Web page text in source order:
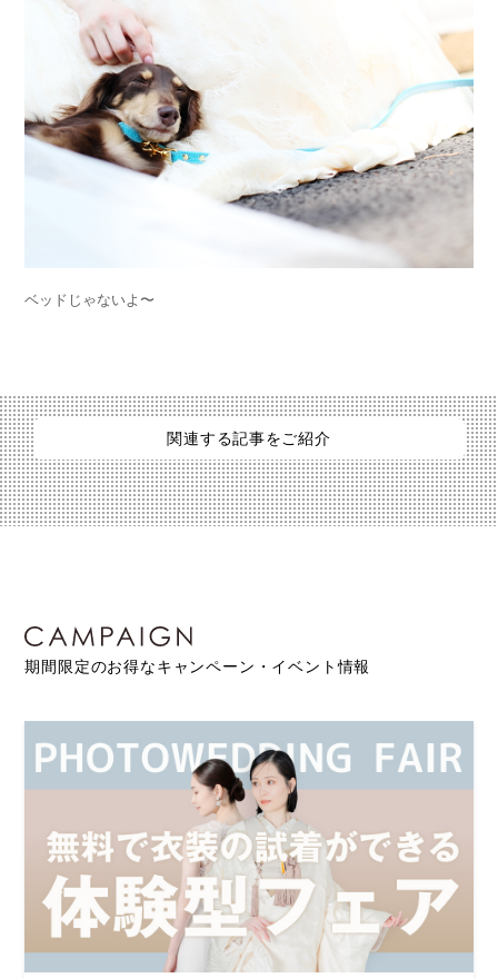
ベッドじゃないよ〜
関連する記事をご紹介
期間限定のお得なキャンペーン・イベント情報